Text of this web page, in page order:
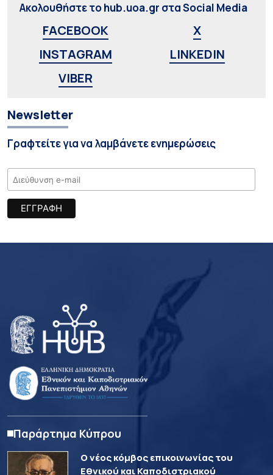
Ακολουθήστε το hub.uoa.gr στα Social Media
FACEBOOK
X
INSTAGRAM
LINKEDIN
VIBER
Newsletter
Γραφτείτε για να λαμβάνετε ενημερώσεις
Παράρτημα Κύπρου
Ο νέος κόμβος επικοινωνίας του
Εθνικού και Καποδιστριακού